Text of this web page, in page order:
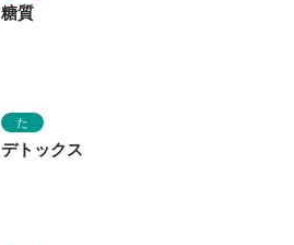
糖質
た
デトックス